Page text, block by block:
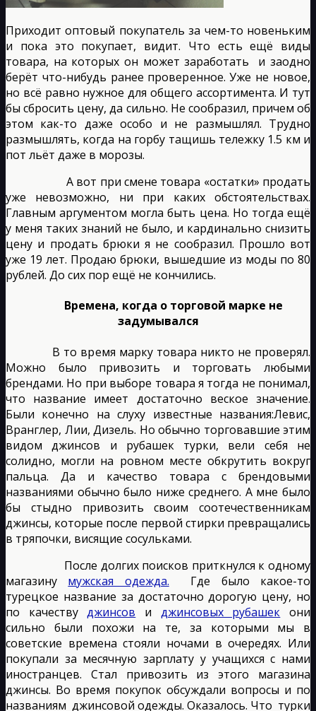
Приходит оптовый покупатель за чем-то новеньким
и пока это покупает, видит. Что есть ещё виды
товара, на которых он может заработать и заодно
берёт что-нибудь ранее проверенное. Уже не новое,
но всё равно нужное для общего ассортимента. И тут
бы сбросить цену, да сильно. Не сообразил, причем об
этом как-то даже особо и не размышлял. Трудно
размышлять, когда на горбу тащишь тележку 1.5 км и
пот льёт даже в морозы.
А вот при смене товара «остатки» продать
уже невозможно, ни при каких обстоятельствах.
Главным аргументом могла быть цена. Но тогда ещё
у меня таких знаний не было, и кардинально снизить
цену и продать брюки я не сообразил. Прошло вот
уже 19 лет. Продаю брюки, вышедшие из моды по 80
рублей. До сих пор ещё не кончились.
Времена, когда о торговой марке не
задумывался
В то время марку товара никто не проверял.
Можно было привозить и торговать любыми
брендами. Но при выборе товара я тогда не понимал,
что название имеет достаточно веское значение.
Были конечно на слуху известные названия:Левис,
Вранглер, Лии, Дизель. Но обычно торговавшие этим
видом джинсов и рубашек турки, вели себя не
солидно, могли на ровном месте обкрутить вокруг
пальца. Да и качество товара с брендовыми
названиями обычно было ниже среднего. А мне было
бы стыдно привозить своим соотечественникам
джинсы, которые после первой стирки превращались
в тряпочки, висящие сосульками.
После долгих поисков приткнулся к одному
магазину мужская одежда. Где было какое-то
турецкое название за достаточно дорогую цену, но
по качествуджинсов и джинсовых рубашек они
сильно были похожи на те, за которыми мы в
советские времена стояли ночами в очередях. Или
покупали за месячную зарплату у учащихся с нами
иностранцев. Стал привозить из этого магазина
джинсы. Во время покупок обсуждали вопросы и по
названиям джинсовой одежды. Оказалось. Что турки